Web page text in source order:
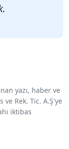
yazı, haber ve
Rek. Tic. A.Ş'ye
iktibas